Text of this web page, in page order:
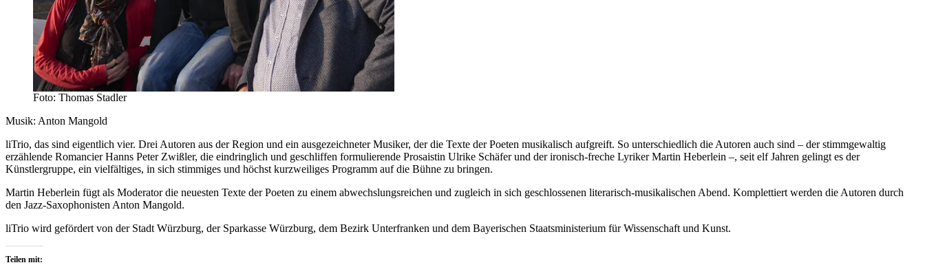
Foto: Thomas Stadler
Musik: Anton Mangold
liTrio, das sind eigentlich vier. Drei Autoren aus der Region und ein ausgezeichneter Musiker, der die Texte der Poeten musikalisch aufgreift. So unterschiedlich die Autoren auch sind – der stimmgewaltig
erzählende Romancier Hanns Peter Zwißler, die eindringlich und geschliffen formulierende Prosaistin Ulrike Schäfer und der ironisch-freche Lyriker Martin Heberlein –, seit elf Jahren gelingt es der
Künstlergruppe, ein vielfältiges, in sich stimmiges und höchst kurzweiliges Programm auf die Bühne zu bringen.
Martin Heberlein fügt als Moderator die neuesten Texte der Poeten zu einem abwechslungsreichen und zugleich in sich geschlossenen literarisch-musikalischen Abend. Komplettiert werden die Autoren durch
den Jazz-Saxophonisten Anton Mangold.
liTrio wird gefördert von der Stadt Würzburg, der Sparkasse Würzburg, dem Bezirk Unterfranken und dem Bayerischen Staatsministerium für Wissenschaft und Kunst.
Teilen mit: